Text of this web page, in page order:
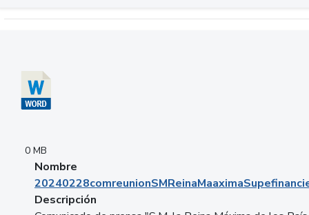
0 MB
Nombre
Descripción